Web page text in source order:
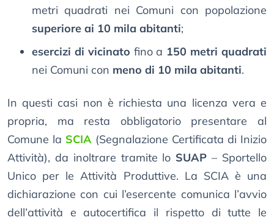
metri quadrati nei Comuni con popolazione
superiore ai 10 mila abitanti;
esercizi di vicinato fino a 150 metri quadrati
nei Comuni con meno di 10 mila abitanti.
In questi casi non è richiesta una licenza vera e
propria, ma resta obbligatorio presentare al
Comune la SCIA (Segnalazione Certificata di Inizio
Attività), da inoltrare tramite lo SUAP – Sportello
Unico per le Attività Produttive. La SCIA è una
dichiarazione con cui l’esercente comunica l’avvio
dell’attività e autocertifica il rispetto di tutte le